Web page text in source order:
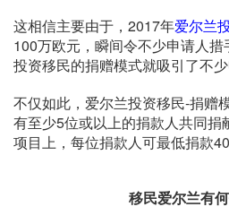
这相信主要由于，2017年爱尔兰
100万欧元，瞬间令不少申请人
投资移民的捐赠模式就吸引了不少
不仅如此，爱尔兰投资移民-捐赠
有至少5位或以上的捐款人共同捐
项目上，每位捐款人可最低捐款
移民爱尔兰有